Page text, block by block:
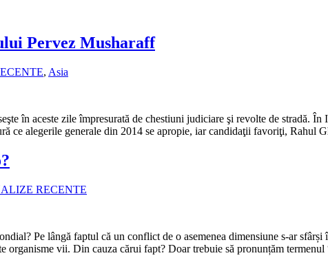
Pervez Musharaff
, Asia
în aceste zile împresurată de chestiuni judiciare şi revolte de stradă.
ce alegerile generale din 2014 se apropie, iar candidaţii favoriţi, Rahul
RECENTE
Pe lângă faptul că un conflict de o asemenea dimensiune s-ar
organisme vii. Din cauza cărui fapt? Doar trebuie să pronunțăm